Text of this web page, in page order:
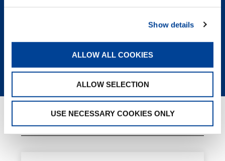
Show details
ALLOW ALL COOKIES
ALLOW SELECTION
USE NECESSARY COOKIES ONLY
VERWANDTE SEITEN